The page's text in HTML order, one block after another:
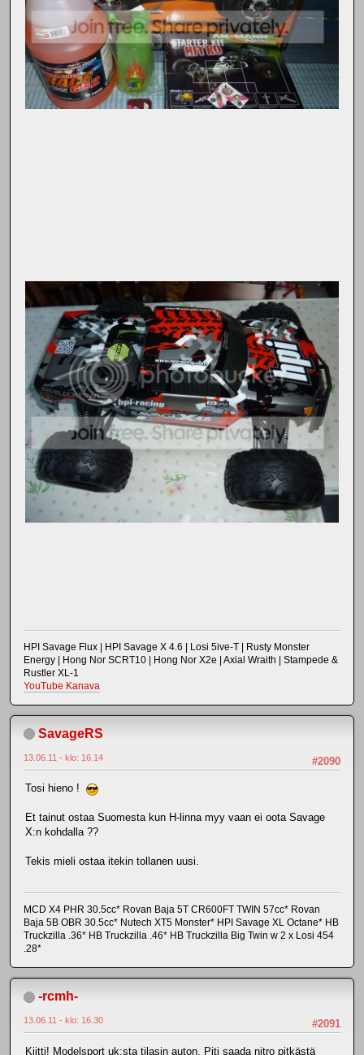
HPI Savage Flux | HPI Savage X 4.6 | Losi 5ive-T | Rusty Monster
Energy | Hong Nor SCRT10 | Hong Nor X2e | Axial Wraith | Stampede &
Rustler XL-1
YouTube Kanava
SavageRS
#2090
13.06.11 - klo: 16.14
Tosi hieno !
Et tainut ostaa Suomesta kun H-linna myy vaan ei oota Savage
X:n kohdalla ??
Tekis mieli ostaa itekin tollanen uusi.
MCD X4 PHR 30.5cc* Rovan Baja 5T CR600FT TWIN 57cc* Rovan
Baja 5B OBR 30.5cc* Nutech XT5 Monster* HPI Savage XL Octane* HB
Truckzilla .36* HB Truckzilla .46* HB Truckzilla Big Twin w 2 x Losi 454
.28*
-rcmh-
#2091
13.06.11 - klo: 16.30
Kiitti! Modelsport uk:sta tilasin auton. Piti saada nitro pitkästä